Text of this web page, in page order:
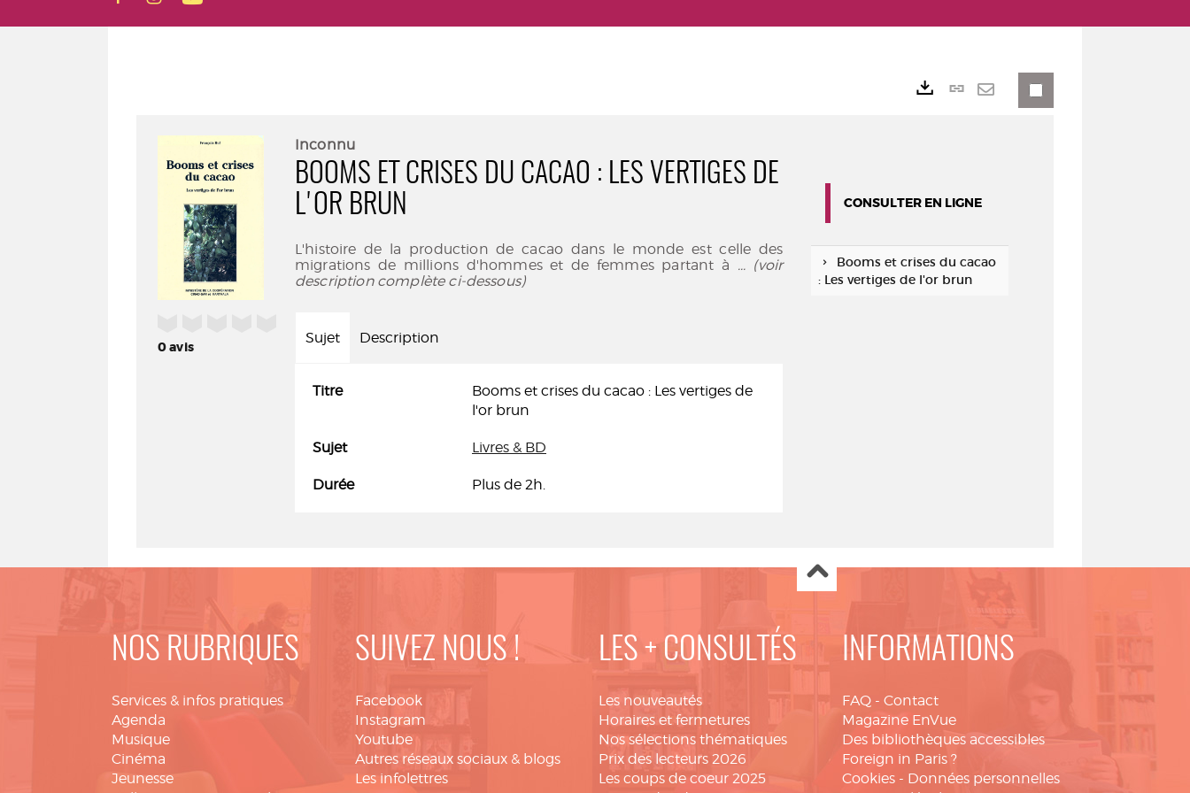
0avis
Inconnu
BOOMS ET CRISES DU CACAO : LES VERTIGES DE
L'OR BRUN
L'histoire de la production de cacao dans le monde est celle des
migrations de millions d'hommes et de femmes partant à ... (voir
description complète ci-dessous)
Sujet Description
Titre
Booms et crises du cacao : Les vertiges de
l'or brun
Sujet Livres & BD
Durée Plus de 2h.
Lien
CONSULTER EN LIGNE
Booms et crises du cacao
: Les vertiges de l'or brun
NOS RUBRIQUES
Services & infos pratiques
Agenda
Musique
Cinéma
Jeunesse
SUIVEZ NOUS !
Facebook
Instagram
Youtube
Autres réseaux sociaux & blogs
Les infolettres
LES + CONSULTÉS
Les nouveautés
Horaires et fermetures
Nos sélections thématiques
Prix des lecteurs 2026
Les coups de coeur 2025
INFORMATIONS
FAQ - Contact
Magazine EnVue
Des bibliothèques accessibles
Foreign in Paris ?
Cookies - Données personnelles